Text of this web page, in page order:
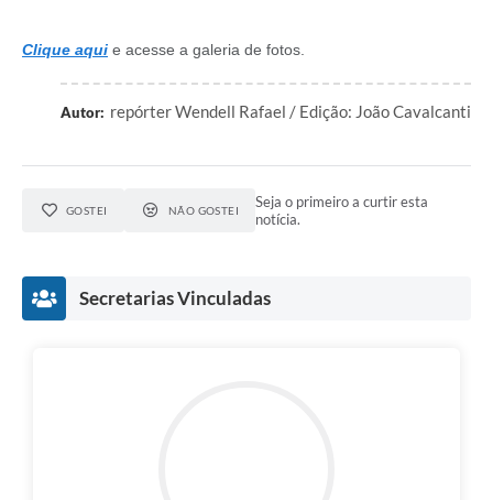
Clique aqui e acesse a galeria de fotos.
Autor: repórter Wendell Rafael / Edição: João Cavalcanti
GOSTEI NÃO GOSTEI
Seja o primeiro a curtir esta
notícia.
Secretarias Vinculadas